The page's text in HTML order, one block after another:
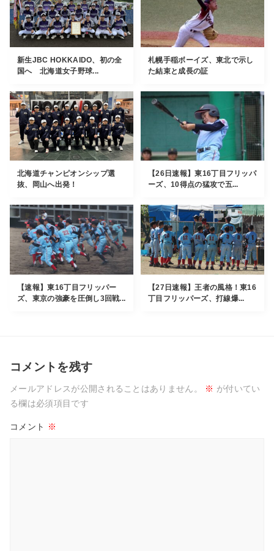
新生JBC HOKKAIDO、初の全
国へ 北海道女子野球...
札幌手稲ボーイズ、東北で示し
た結束と成長の証
北海道チャンピオンシップ選
抜、岡山へ出発！
【26日速報】東16丁目フリッパ
ーズ、10得点の猛攻で五...
【速報】東16丁目フリッパー
ズ、東京の強豪を圧倒し3回戦...
【27日速報】王者の風格！東16
丁目フリッパーズ、打線爆...
コメントを残す
メールアドレスが公開されることはありません。 ※ が付いてい
る欄は必須項目です
コメント ※